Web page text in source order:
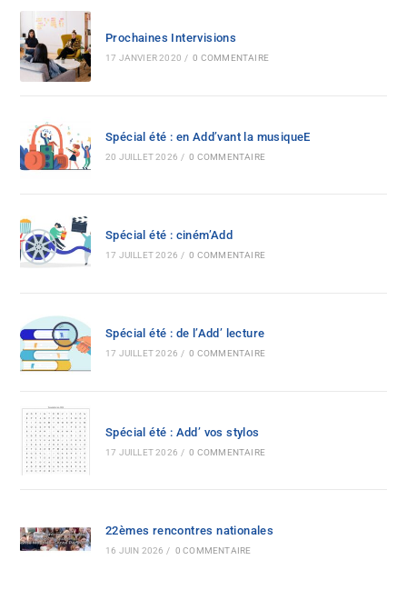
Prochaines Intervisions
17 JANVIER 2020 / 0 COMMENTAIRE
Spécial été : en Add’vant la musiqueE
20 JUILLET 2026 / 0 COMMENTAIRE
Spécial été : ciném’Add
17 JUILLET 2026 / 0 COMMENTAIRE
Spécial été : de l’Add’ lecture
17 JUILLET 2026 / 0 COMMENTAIRE
Spécial été : Add’ vos stylos
17 JUILLET 2026 / 0 COMMENTAIRE
22èmes rencontres nationales
16 JUIN 2026 / 0 COMMENTAIRE